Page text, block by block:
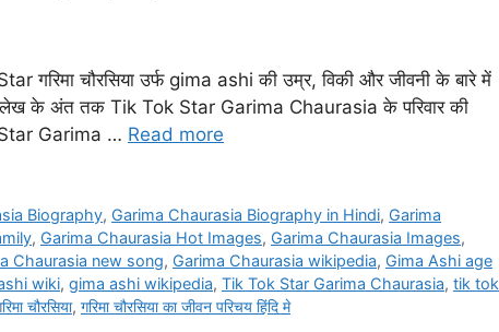
गरिमा चौरसिया उर्फ gima ashi की उम्र, विकी और जीवनी के बारे में
लेख के अंत तक Tik Tok Star Garima Chaurasia के परिवार की
Garima … Read more
Biography, Garima Chaurasia Biography in Hindi, Garima
, Garima Chaurasia Hot Images, Garima Chaurasia Images,
Chaurasia new song, Garima Chaurasia wikipedia, Gima Ashi age
wiki, gima ashi wikipedia, Tik Tok Star Garima Chaurasia, tik tok
चौरसिया, गरिमा चौरसिया का जीवन परिचय हिंदि मे